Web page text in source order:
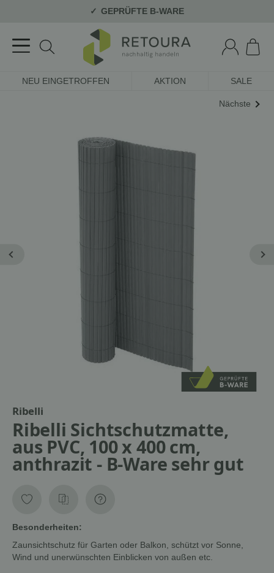
GEPRÜFTE B-WARE
NEU EINGETROFFEN AKTION SALE
Nächste
Ribelli
Ribelli Sichtschutzmatte,
aus PVC, 100 x 400 cm,
anthrazit - B-Ware sehr gut
Besonderheiten:
Zaunsichtschutz für Garten oder Balkon, schützt vor Sonne,
Wind und unerwünschten Einblicken von außen etc.